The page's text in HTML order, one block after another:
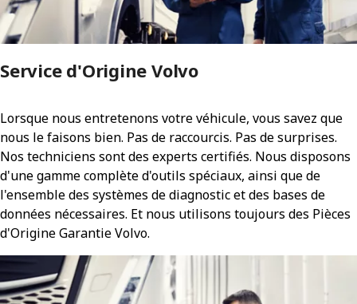
Service d'Origine Volvo
Lorsque nous entretenons votre véhicule, vous savez que
nous le faisons bien. Pas de raccourcis. Pas de surprises.
Nos techniciens sont des experts certifiés. Nous disposons
d'une gamme complète d'outils spéciaux, ainsi que de
l'ensemble des systèmes de diagnostic et des bases de
données nécessaires. Et nous utilisons toujours des Pièces
d'Origine Garantie Volvo.